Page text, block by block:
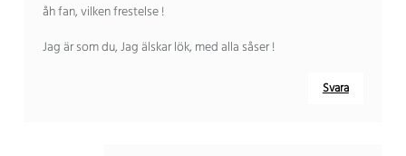
åh fan, vilken frestelse !
Jag är som du, Jag älskar lök, med alla såser !
Svara